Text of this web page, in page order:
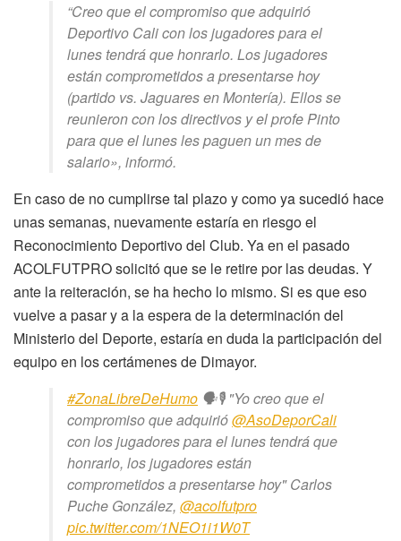
“Creo que el compromiso que adquirió
Deportivo Cali con los jugadores para el
lunes tendrá que honrarlo. Los jugadores
están comprometidos a presentarse hoy
(partido vs. Jaguares en Montería). Ellos se
reunieron con los directivos y el profe Pinto
para que el lunes les paguen un mes de
salario», informó.
En caso de no cumplirse tal plazo y como ya sucedió hace
unas semanas, nuevamente estaría en riesgo el
Reconocimiento Deportivo del Club. Ya en el pasado
ACOLFUTPRO solicitó que se le retire por las deudas. Y
ante la reiteración, se ha hecho lo mismo. Si es que eso
vuelve a pasar y a la espera de la determinación del
Ministerio del Deporte, estaría en duda la participación del
equipo en los certámenes de Dimayor.
#ZonaLibreDeHumo 🗣️🎙️ "Yo creo que el
compromiso que adquirió@AsoDeporCali
con los jugadores para el lunes tendrá que
honrarlo, los jugadores están
comprometidos a presentarse hoy" Carlos
Puche González, @acolfutpro
pic.twitter.com/1NEO1i1W0T